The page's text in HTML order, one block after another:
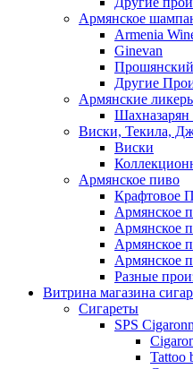
Армянское
Armenia
Ginevan
Другие
Армянские
Виски, Текила,
Виски
Армянское пиво
Крафтовое
Армянское
Армянское
Армянское
Армянское
Разные
Витрина магазина
Cигареты
SPS
Tattoo